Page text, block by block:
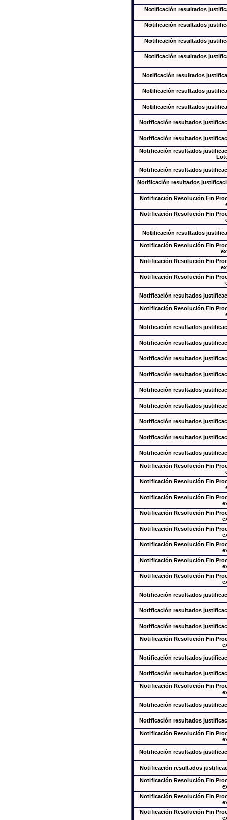
Notificación resultados
Notificación resultados
Notificación resultados
Notificación resultados
Notificación resultados
Notificación resultados
Notificación resultados
Notificación resultados
Notificación resultados
Notificación resultados
Notificación resultados
Notificación resultados
Notificación Resolución Fin
Notificación Resolución Fin
Notificación resultados
Notificación Resolución Fin
Notificación Resolución Fin
Notificación Resolución Fin
Notificación resultados
Notificación Resolución Fin
Notificación resultados
Notificación resultados
Notificación resultados
Notificación resultados
Notificación resultados
Notificación resultados
Notificación resultados
Notificación resultados
Notificación resultados
Notificación Resolución Fin
Notificación Resolución Fin
Notificación Resolución Fin
Notificación Resolución Fin
Notificación Resolución Fin
Notificación Resolución Fin
Notificación Resolución Fin
Notificación Resolución Fin
Notificación resultados
Notificación resultados
Notificación resultados
Notificación Resolución Fin
Notificación resultados
Notificación resultados
Notificación Resolución Fin
Notificación resultados
Notificación resultados
Notificación Resolución Fin
Notificación resultados
Notificación resultados
Notificación Resolución Fin
Notificación Resolución Fin
Notificación Resolución Fin